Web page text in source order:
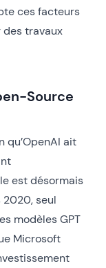
ces facteurs
des travaux
Source
qu’OpenAI ait
est désormais
seul
modèles GPT
Microsoft